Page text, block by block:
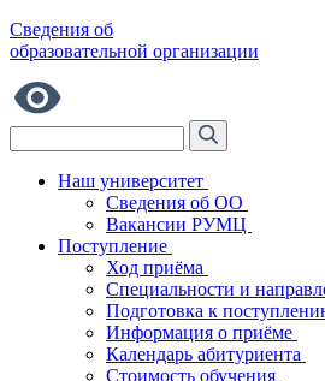
Сведения об
образовательной организации
Наш университет
Сведения об ОО
Вакансии РУМЦ
Поступление
Ход приёма
Специальности и
Подготовка к
Информация о приёме
Календарь абитуриента
Стоимость обучения